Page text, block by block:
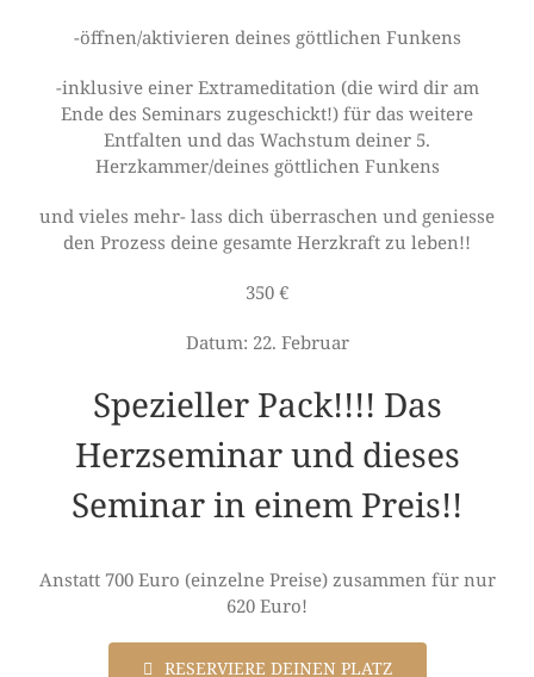
-öffnen/aktivieren deines göttlichen Funkens
-inklusive einer Extrameditation (die wird dir am
Ende des Seminars zugeschickt!) für das weitere
Entfalten und das Wachstum deiner 5.
Herzkammer/deines göttlichen Funkens
und vieles mehr- lass dich überraschen und geniesse
den Prozess deine gesamte Herzkraft zu leben!!
350 €
Datum: 22. Februar
Spezieller Pack!!!! Das
Herzseminar und dieses
Seminar in einem Preis!!
Anstatt 700 Euro (einzelne Preise) zusammen für nur
620 Euro!
RESERVIERE DEINEN PLATZ